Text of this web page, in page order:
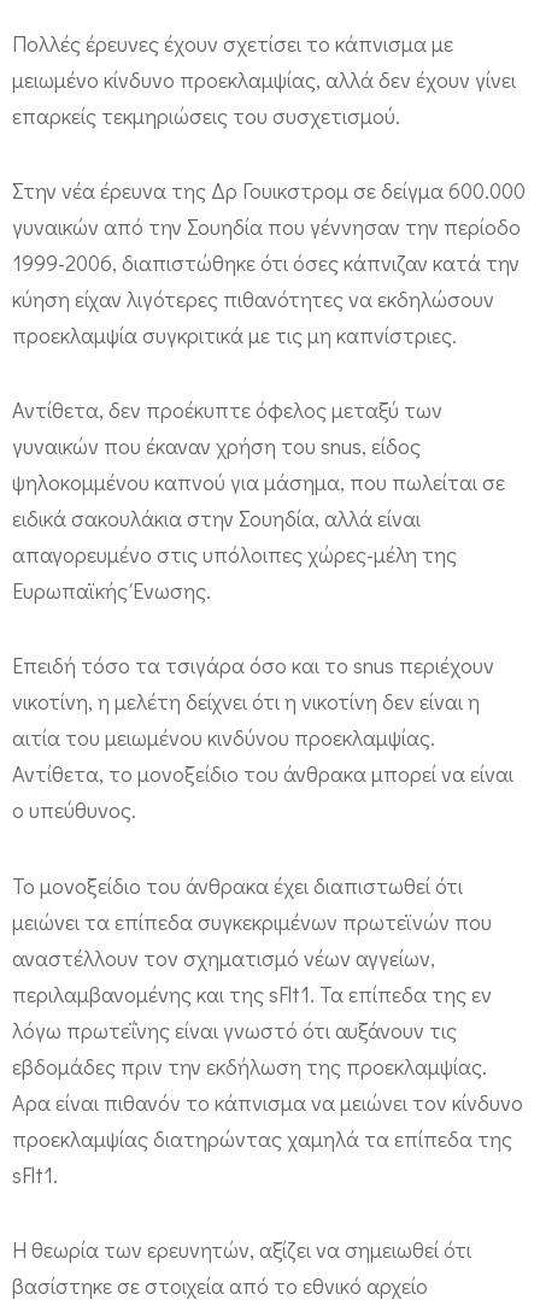
δ
ι
ά
ε
ι
α
η
ς
ε
γ
κ
υ
ο
σ
ύ
ν
η
ι
α
τ
ρ
έ
χ
ο
ν
μ
Πολλές έρευνες έχουν σχετίσει το κάπνισμα με
μειωμένο κίνδυνο προεκλαμψίας, αλλά δεν έχουν γίνει
επαρκείς τεκμηριώσεις του συσχετισμού.
Στην νέα έρευνα της Δρ Γουικστρομ σε δείγμα 600.000
γυναικών από την Σουηδία που γέννησαν την περίοδο
1999-2006, διαπιστώθηκε ότι όσες κάπνιζαν κατά την
κύηση είχαν λιγότερες πιθανότητες να εκδηλώσουν
προεκλαμψία συγκριτικά με τις μη καπνίστριες.
Αντίθετα, δεν προέκυπτε όφελος μεταξύ των
γυναικών που έκαναν χρήση του snus, είδος
ψηλοκομμένου καπνού για μάσημα, που πωλείται σε
ειδικά σακουλάκια στην Σουηδία, αλλά είναι
απαγορευμένο στις υπόλοιπες χώρες-μέλη της
Ευρωπαϊκής Ένωσης.
Επειδή τόσο τα τσιγάρα όσο και το snus περιέχουν
νικοτίνη, η μελέτη δείχνει ότι η νικοτίνη δεν είναι η
αιτία του μειωμένου κινδύνου προεκλαμψίας.
Αντίθετα, το μονοξείδιο του άνθρακα μπορεί να είναι
ο υπεύθυνος.
Το μονοξείδιο του άνθρακα έχει διαπιστωθεί ότι
μειώνει τα επίπεδα συγκεκριμένων πρωτεϊνών που
αναστέλλουν τον σχηματισμό νέων αγγείων,
περιλαμβανομένης και της sFlt1. Τα επίπεδα της εν
λόγω πρωτεΐνης είναι γνωστό ότι αυξάνουν τις
εβδομάδες πριν την εκδήλωση της προεκλαμψίας.
Αρα είναι πιθανόν το κάπνισμα να μειώνει τον κίνδυνο
προεκλαμψίας διατηρώντας χαμηλά τα επίπεδα της
sFlt1.
Η θεωρία των ερευνητών, αξίζει να σημειωθεί ότι
βασίστηκε σε στοιχεία από το εθνικό αρχείο